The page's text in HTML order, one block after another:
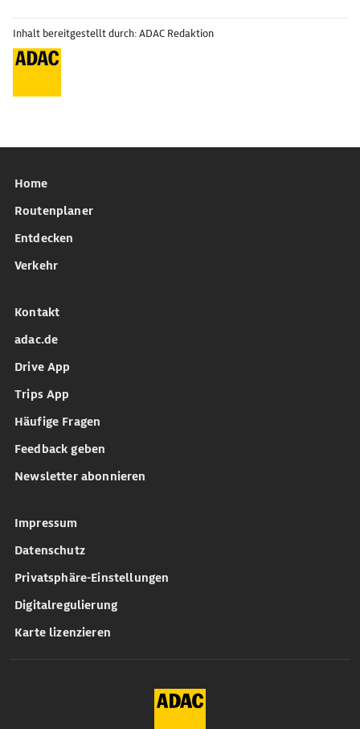
Inhalt bereitgestellt durch: ADAC Redaktion
Home
Routenplaner
Entdecken
Verkehr
Kontakt
adac.de
Drive App
Trips App
Häufige Fragen
Feedback geben
Newsletter abonnieren
Impressum
Datenschutz
Privatsphäre-Einstellungen
Digitalregulierung
Karte lizenzieren